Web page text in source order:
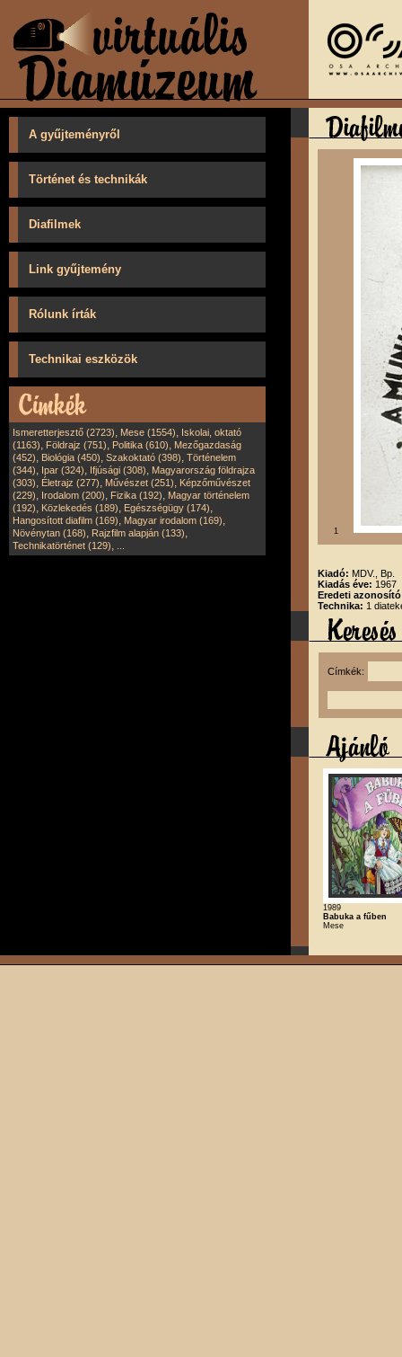
A gyűjteményről
Történet és technikák
Diafilmek
Link gyűjtemény
Rólunk írták
Technikai eszközök
Ismeretterjesztő (2723), Mese (1554), Iskolai, oktató
(1163), Földrajz (751), Politika (610), Mezőgazdaság
(452), Biológia (450), Szakoktató (398), Történelem
(344), Ipar (324), Ifjúsági (308), Magyarország földrajza
(303), Életrajz (277), Művészet (251), Képzőművészet
(229), Irodalom (200), Fizika (192), Magyar történelem
(192), Közlekedés (189), Egészségügy (174),
Hangosított diafilm (169), Magyar irodalom (169),
Növénytan (168), Rajzfilm alapján (133),
Technikatörténet (129),
1
Kiadó: MDV., Bp.
Kiadás éve: 1967
Eredeti
Technika: 1
Címkék:
1989
Babuka a fűben
Mese